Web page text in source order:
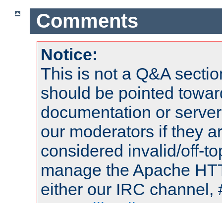
Comments
Notice:
This is not a Q&A
should be pointed
documentation or
our moderators if they
considered invalid/off-
manage the Apache
either our IRC channel,